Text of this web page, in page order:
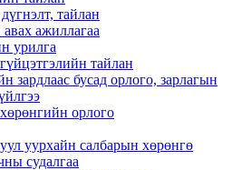
тайлан
ажиллагаа
урилга
тайлан
зардлаас бусад орлого, зарлагын
орлого
уурхайн салбарын хөрөнгө
судалгаа